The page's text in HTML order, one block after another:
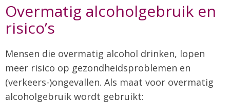
Overmatig alcoholgebruik en
risico’s
Mensen die overmatig alcohol drinken, lopen
meer risico op gezondheidsproblemen en
(verkeers-)ongevallen. Als maat voor overmatig
alcoholgebruik wordt gebruikt: